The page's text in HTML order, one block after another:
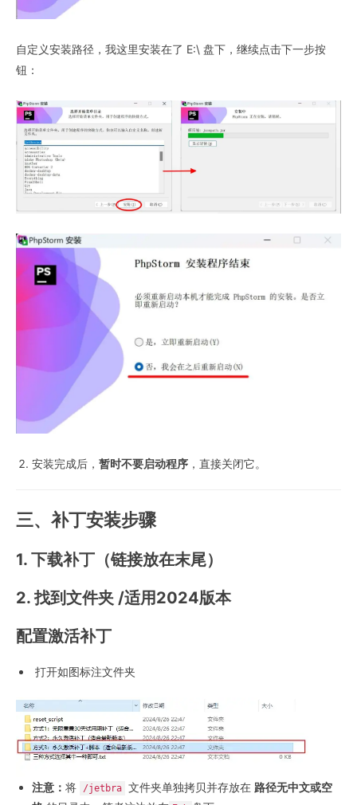
自定义安装路径，我这里安装在了 E:\ 盘下，继续点击下一步按
钮：
安装完成后， 暂时不要启动程序 ，直接关闭它。
三、补丁安装步骤
1. 下载补丁（链接放在末尾）
2. 找到文件夹 /适用2024版本
配置激活补丁
打开如图标注文件夹
注意： 将 /jetbra 文件夹单独拷贝并存放在 路径无中文或空